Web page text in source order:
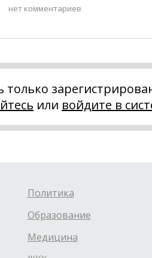
нет комментариев
или войдите в
Политика
Образование
Медицина